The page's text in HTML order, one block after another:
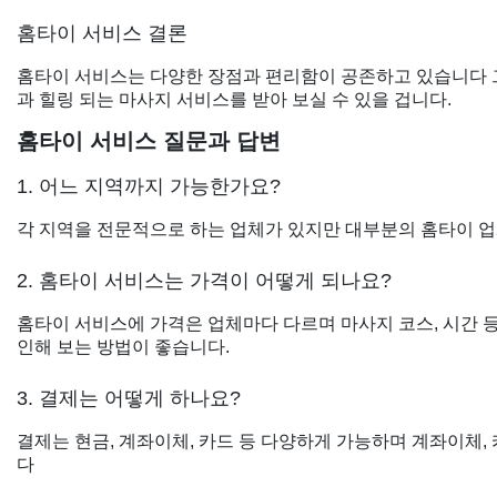
홈타이 서비스 결론
홈타이 서비스는 다양한 장점과 편리함이 공존하고 있습니
과 힐링 되는 마사지 서비스를 받아 보실 수 있을 겁니다.
홈타이 서비스 질문과 답변
1. 어느 지역까지 가능한가요?
각 지역을 전문적으로 하는 업체가 있지만 대부분의 홈타이
2. 홈타이 서비스는 가격이 어떻게 되나요?
홈타이 서비스에 가격은 업체마다 다르며 마사지 코스, 시간
인해 보는 방법이 좋습니다.
3. 결제는 어떻게 하나요?
결제는 현금, 계좌이체, 카드 등 다양하게 가능하며 계좌이
다